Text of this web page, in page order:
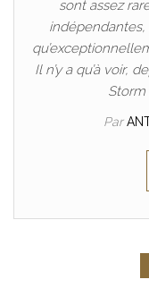
sont assez
indépendantes,
Il n’y a qu’à voir,
Storm
Par